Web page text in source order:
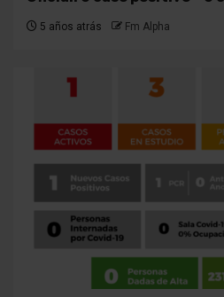
5 años atrás Fm Alpha